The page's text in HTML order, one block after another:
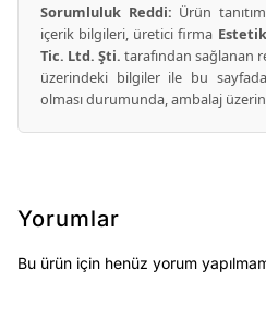
Sorumluluk Reddi: Ürün
içerik bilgileri, üretici firma
Tic. Ltd. Şti. tarafından sağlanan
üzerindeki bilgiler ile bu
olması durumunda, ambalaj
Yorumlar
Bu ürün için henüz yorum